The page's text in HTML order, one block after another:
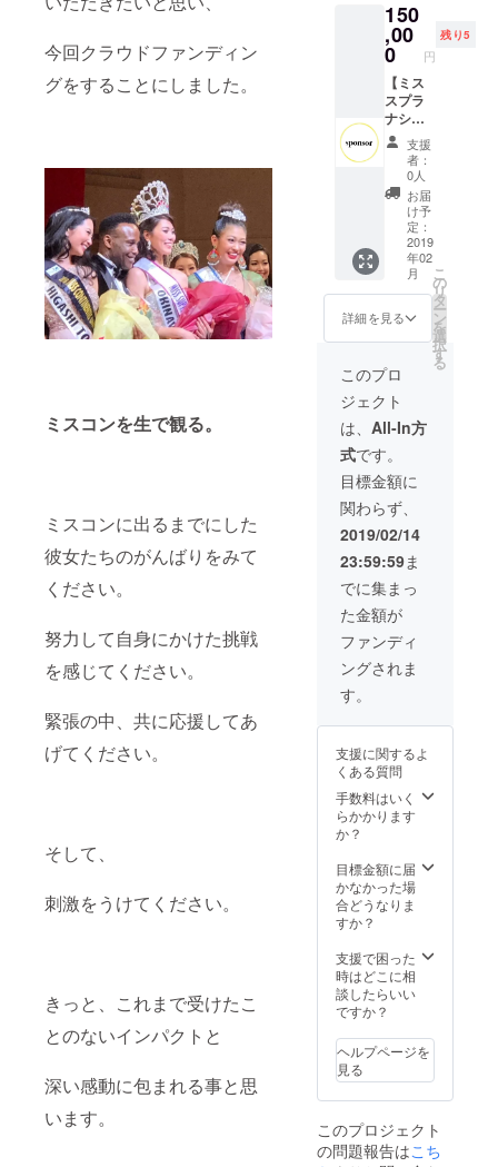
今回クラウドファンディン
グをすることにしました。
ミスコンを生で観る。
ミスコンに出るまでにした
彼女たちのがんばりをみて
ください。
努力して自身にかけた挑戦
を感じてください。
緊張の中、共に応援してあ
げてください。
そして、
刺激をうけてください。
きっと、これまで受けたこ
とのないインパクトと
深い感動に包まれる事と思
います。
なが
ら、大
阪大会
の締め
くくり
を存分
に楽し
んでい
ただき
ます。
大阪大
会ファ
イナリ
スト本
人から
のお礼
のメッ
セージ
ただき
のメッ
セージ
４．非
売品
DVD（
参加
アー
ティス
トの
ショー
を収
録）
※DVDは
当日収
録の
為、完
成後の
ます。
５．ア
フター
パー
ティー
でのミ
スコン
優勝者
との２
ショッ
トチェ
キ撮影
権利
（メッ
セージ
入り）
ミスス
プラナ
当日参
加チ
ケット
とアフ
ター
パー
トANA
クラウ
ンプラ
の100種
類以上
のホテ
ル
フェを
満喫し
なが
ら、大
の締め
くくり
ト枚
２．ア
フター
パー
ティー
の参加
ペアチ
ケット
３．大
阪大会
ファイ
ナリス
ト本人
からの
お礼の
メッ
セージ
ミスス
プラナ
ショナ
ル大会
当日参
加ペア
チケッ
トとア
フター
パー
ティー
チケッ
トANA
クラウ
ンプラ
ザホテ
ル神戸
の100種
類以上
のホテ
ル
満喫し
ら、大
阪大会
の締め
くくり
を存分
んでい
ただき
ます。
大阪大
イナリ
スト本
人から
のお礼
セージ
を送ら
せてい
ただき
150
,00
0 円
残り5
【ミス
スプラ
ナショ
ナル大
阪大会
アフ
ター
パー
ティー
での
ブース
出店 ス
ポン
サー
コー
ス】 2
月22日
のミス
スプラ
ナショ
ナル大
阪大会
アフ
ター
パー
ティー
のブー
ス出店
ANAク
ラウン
プラザ
ホテル
神戸の
アフ
ティー
ブース
出店が
出来ま
す。 ＜
詳細＞
ター
パー
ティー
（ビュ
食事Z&
交流
会）に
て お客
席して
おりま
すお部
屋の中
ス出展
する事
支援
者：
0人
お届
け予
定：
2019
年02
月
詳細を見る
こ
の
リ
タ
ー
ン
を
選
択
す
る
このプロ
ジェクト
は、 All-In方
式です。
目標金額に
関わらず、
2019/02/14
23:59:59ま
でに集まっ
た金額が
ファンディ
ングされま
す。
支援に関するよ
くある質問
手数料はいく
らかかります
か？
目標金額に届
かなかった場
合どうなりま
すか？
支援で困った
時はどこに相
談したらいい
ですか？
ヘルプページを
見る
このプロジェクト
の問題報告はこち